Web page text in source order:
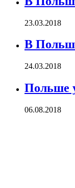
23.03.2018
В
24.03.2018
Польше
06.08.2018